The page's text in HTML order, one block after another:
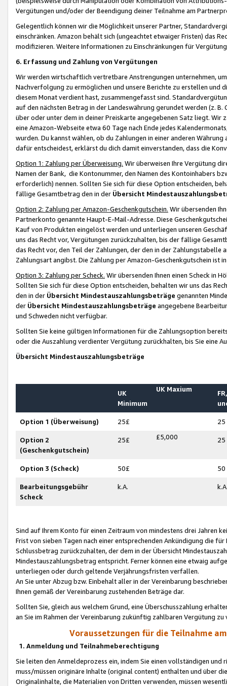
Vergütungen und/oder der Beendigung deiner Teilnahme am
Gelegentlich können wir die Möglichkeit unserer Partner,
einschränken. Amazon behält sich (ungeachtet etwaiger Fristen) das
modifizieren. Weitere Informationen zu Einschränkungen für
6. Erfassung und Zahlung von Vergütungen
Wir werden wirtschaftlich vertretbare Anstrengungen unternehmen,
Nachverfolgung zu ermöglichen und unsere Berichte zu erstellen und
diesem Monat verdient hast, zusammengefasst sind.
auf den nächsten Betrag in der Landeswährung gerundet werden (z.
über oder unter dem in deiner Preiskarte angegebenen Satz liegt.
eine Amazon-Webseite etwa 60 Tage nach Ende jedes
wurden. Du kannst wählen, ob du Zahlungen in einer anderen
dafür entscheidest, erklärst du dich damit einverstanden, dass die
Option 1: Zahlung per Überweisung. Wir überweisen Ihre Vergütung
Namen der Bank, die Kontonummer, den Namen des Kontoinhabers
erforderlich) nennen. Sollten Sie sich für diese Option entscheiden,
fällige Gesamtbetrag den in der Übersicht
Option 2: Zahlung per Amazon-Geschenkgutschein. Wir übersenden
Partnerkonto genannte Haupt-E-Mail-Adresse. Diese
Kauf von Produkten eingelöst werden und unterliegen unseren
uns das Recht vor, Vergütungen zurückzuhalten, bis der fällige
das Recht vor, den Teil der Zahlungen, der den in der
Zahlungsart angibst. Die Zahlung per Amazon-Geschenkgutschein ist
Option 3: Zahlung per Scheck. Wir übersenden Ihnen einen Scheck in
Sollten Sie sich für diese Option entscheiden, behalten wir uns das
den in der Übersicht Mindestauszahlungsbeträge genannten
der Übersicht Mindestauszahlungsbeträge angegebene
und Schweden nicht verfügbar.
Sollten Sie keine gültigen Informationen für die Zahlungsoption
oder die Auszahlung verdienter Vergütung zurückhalten, bis Sie
Übersicht Mindestauszahlungsbeträge
UK
Minimum
UK Maxium
Option 1 (Überweisung) 25£ 25
Option 2
(Geschenkgutschein)
25£ £5,000 25
Option 3 (Scheck) 50£ 50
Bearbeitungsgebühr
Scheck
k.A.
Sind auf Ihrem Konto für einen Zeitraum von mindestens drei Jahren
Frist von sieben Tagen nach einer entsprechenden Ankündigung die
Schlussbetrag zurückzuhalten, der dem in der Übersicht
Mindestauszahlungsbetrag entspricht. Ferner können eine etwaig
unterliegen oder durch geltende Verjährungsfristen verfallen.
An Sie unter Abzug bzw. Einbehalt aller in der Vereinbarung
Ihnen gemäß der Vereinbarung zustehenden Beträge dar.
Sollten Sie, gleich aus welchem Grund, eine Überschusszahlung
an Sie im Rahmen der Vereinbarung zukünftig zahlbaren Vergütung zu
Voraussetzungen für die Teilnahme
1. Anmeldung und Teilnahmeberechtigung
Sie leiten den Anmeldeprozess ein, indem Sie einen vollständigen
muss/müssen originäre Inhalte (original content) enthalten und über
Originalinhalte, die Materialien von Dritten verwenden, müssen